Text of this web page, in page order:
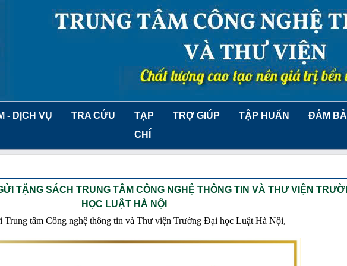
- DỊCH VỤ TRA CỨU
TẠP
CHÍ
TRỢ GIÚP TẬP HUẤN ĐẢM
TẶNG SÁCH TRUNG TÂM CÔNG NGHỆ THÔNG TIN VÀ THƯ VIỆN
HỌC LUẬT HÀ NỘI
Trung tâm Công nghệ thông tin và Thư viện Trường Đại học Luật Hà Nội,